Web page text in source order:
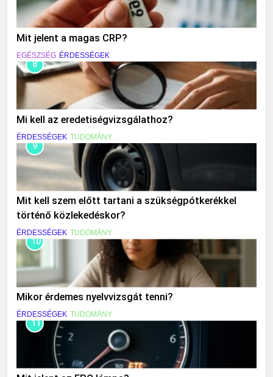
Mit jelent a magas CRP?
EGÉSZSÉG ÉRDESSÉGEK
8
Mi kell az eredetiségvizsgálathoz?
ÉRDESSÉGEK TUDOMÁNY
9
Mit kell szem előtt tartani a szükségpótkerékkel
történő közlekedéskor?
ÉRDESSÉGEK TUDOMÁNY
10
Mikor érdemes nyelvvizsgát tenni?
ÉRDESSÉGEK TUDOMÁNY
11